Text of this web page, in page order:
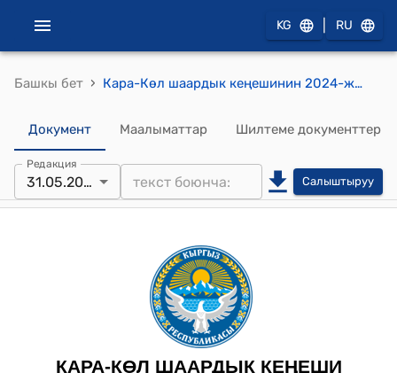
KG RU
Башкы бет › Кара-Көл шаардык кеңешинин 2024-жылынын 31-майындагы №165/35-8
Документ Маалыматтар Шилтеме документтер
Редакция
31.05.2024 Салыштыруу